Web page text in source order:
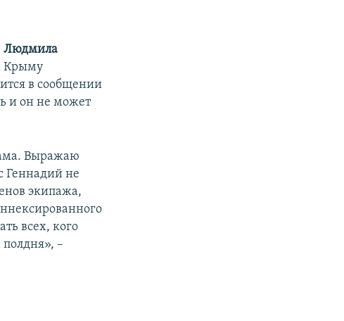
Людмила
Крыму
в сообщении
и он не может
Выражаю
Геннадий не
экипажа,
всех, кого
–